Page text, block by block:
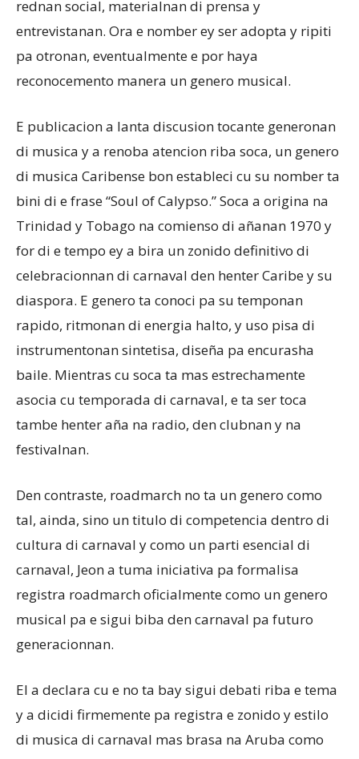
rednan social, materialnan di prensa y
entrevistanan. Ora e nomber ey ser adopta y ripiti
pa otronan, eventualmente e por haya
reconocemento manera un genero musical.
E publicacion a lanta discusion tocante generonan
di musica y a renoba atencion riba soca, un genero
di musica Caribense bon estableci cu su nomber ta
bini di e frase “Soul of Calypso.” Soca a origina na
Trinidad y Tobago na comienso di añanan 1970 y
for di e tempo ey a bira un zonido definitivo di
celebracionnan di carnaval den henter Caribe y su
diaspora. E genero ta conoci pa su temponan
rapido, ritmonan di energia halto, y uso pisa di
instrumentonan sintetisa, diseña pa encurasha
baile. Mientras cu soca ta mas estrechamente
asocia cu temporada di carnaval, e ta ser toca
tambe henter aña na radio, den clubnan y na
festivalnan.
Den contraste, roadmarch no ta un genero como
tal, ainda, sino un titulo di competencia dentro di
cultura di carnaval y como un parti esencial di
carnaval, Jeon a tuma iniciativa pa formalisa
registra roadmarch oficialmente como un genero
musical pa e sigui biba den carnaval pa futuro
generacionnan.
El a declara cu e no ta bay sigui debati riba e tema
y a dicidi firmemente pa registra e zonido y estilo
di musica di carnaval mas brasa na Aruba como